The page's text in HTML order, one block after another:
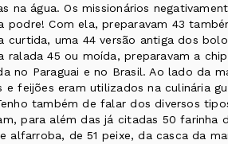
na água. Os missionários
podre! Com ela, preparavam 43
curtida, uma 44 versão antiga dos
ralada 45 ou moída, preparavam a
no Paraguai e no Brasil. Ao lado da
e feijões eram utilizados na culinária
também de falar dos diversos
para além das já citadas 50 farinha
alfarroba, de 51 peixe, da casca da